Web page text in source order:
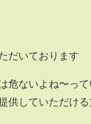
だいております
危ないよね〜っ
供していただけ